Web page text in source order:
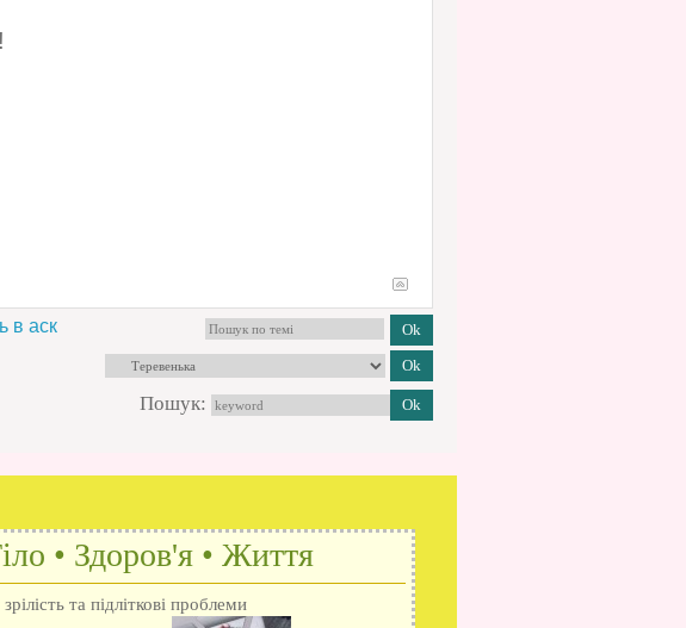
в аск
Пошук:
• Здоров'я • Життя
та підліткові проблеми